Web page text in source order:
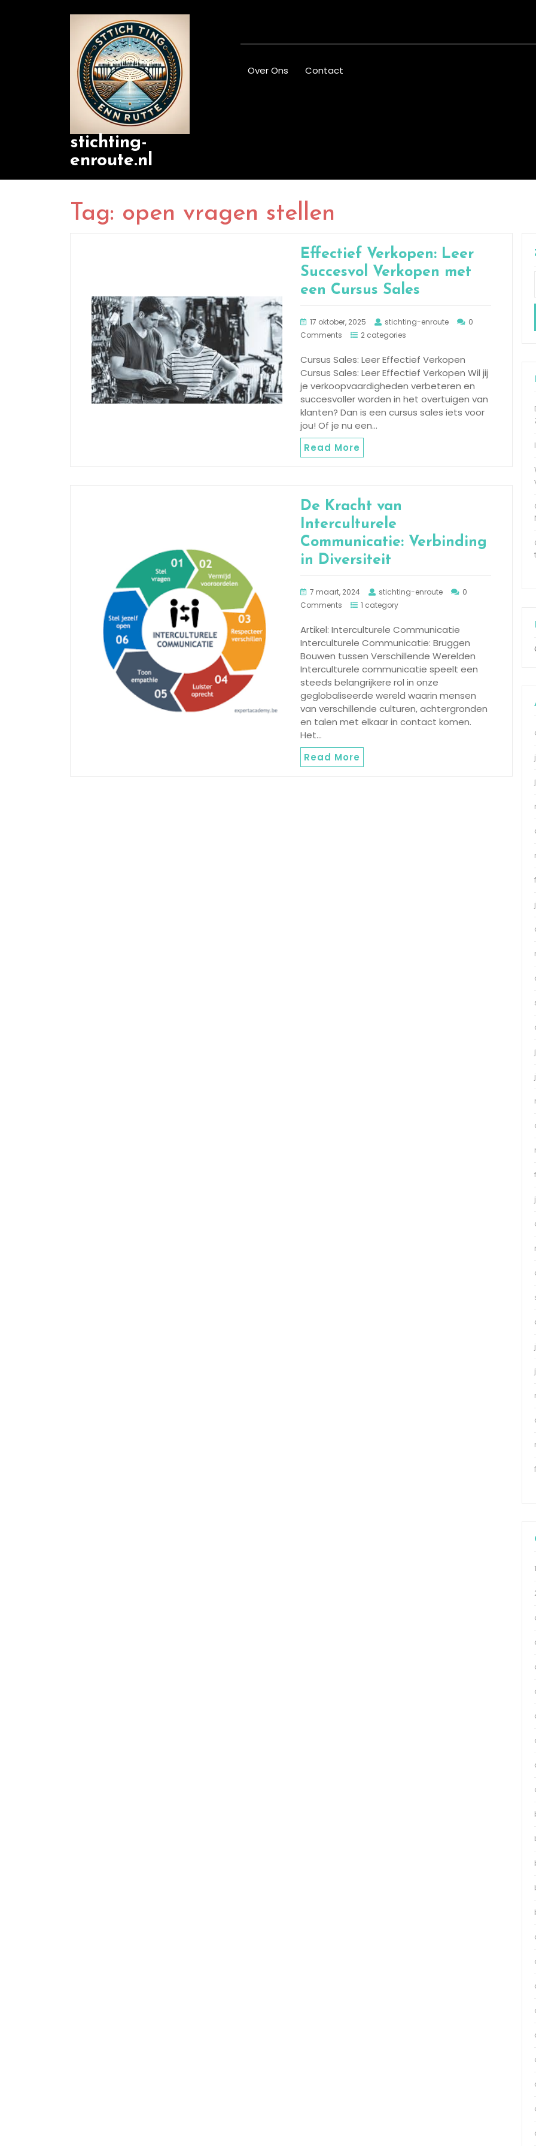
stichting-
enroute.nl
Over Ons Contact
Tag: open vragen stellen
Effectief Verkopen: Leer
Succesvol Verkopen met
een Cursus Sales
17 oktober, 2025 stichting-enroute
0
Comments
2 categories
Cursus Sales: Leer Effectief Verkopen
Cursus Sales: Leer Effectief Verkopen Wil jij
je verkoopvaardigheden verbeteren en
succesvoller worden in het overtuigen van
klanten? Dan is een cursus sales iets voor
jou! Of je nu een…
Read More
De Kracht van
Interculturele
Communicatie: Verbinding
in Diversiteit
7 maart, 2024 stichting-enroute
0
Comments
1 category
Artikel: Interculturele Communicatie
Interculturele Communicatie: Bruggen
Bouwen tussen Verschillende Werelden
Interculturele communicatie speelt een
steeds belangrijkere rol in onze
geglobaliseerde wereld waarin mensen
van verschillende culturen, achtergronden
en talen met elkaar in contact komen.
Het…
Read More